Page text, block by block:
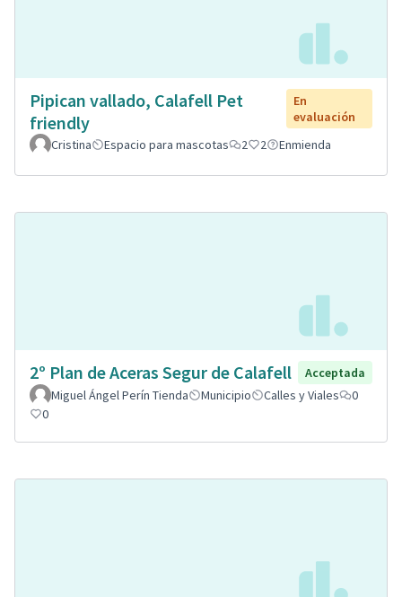
Pipican vallado, Calafell Pet
friendly
En
evaluación
Cristina
Espacio para mascotas 2 2 Enmienda
2º Plan de Aceras Segur de Calafell
Acceptada
Miguel Ángel Perín Tienda
Municipio Calles y Viales
0
0